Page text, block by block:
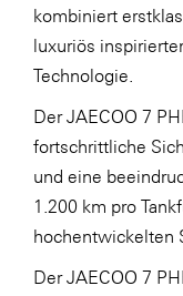
kombiniert
luxuriös
Technologie.
Der JAECOO 7
fortschrittliche
und eine
1.200 km pro
hochentwickelten
Der JAECOO 7